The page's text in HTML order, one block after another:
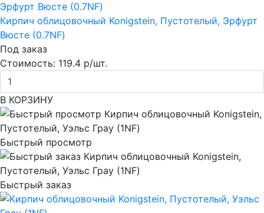
Кирпич облицовочный Konigstein, Пустотелый, Эрфурт
Вюсте (0.7NF)
Под заказ
Стоимость: 119.4 р/шт.
В КОРЗИНУ
Быстрый просмотр
Быстрый заказ